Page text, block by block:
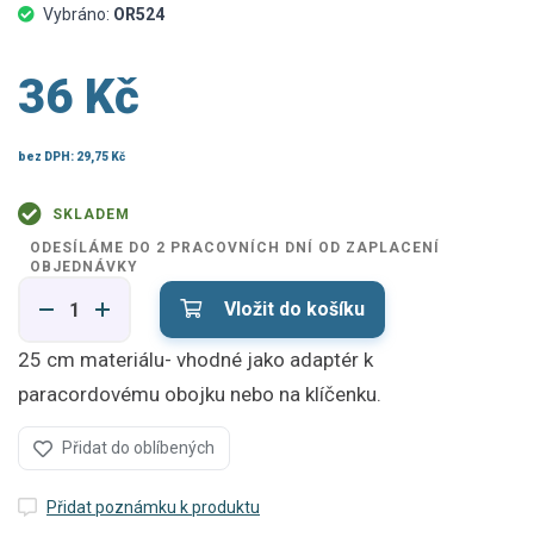
Vybráno: OR524
25 cm materiálu- vhodné jako adaptér k
paracordovému obojku nebo na klíčenku.
36 Kč
bez DPH: 29,75 Kč
Vložit do košíku
Přidat do oblíbených
Přidat poznámku k produktu
SKLADEM
ODESÍLÁME DO 2 PRACOVNÍCH DNÍ OD ZAPLACENÍ
OBJEDNÁVKY